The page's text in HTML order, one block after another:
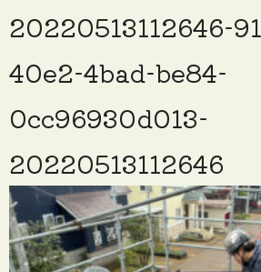
20220513112646-
40e2-4bad-be84-
0cc96930d013-
20220513112646